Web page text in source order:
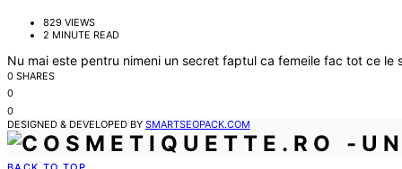
829 VIEWS
2 MINUTE READ
Nu mai este pentru nimeni un secret faptul ca femeile fac tot ce
0 SHARES
0
0
DESIGNED & DEVELOPED BY SMARTSEOPACK.COM